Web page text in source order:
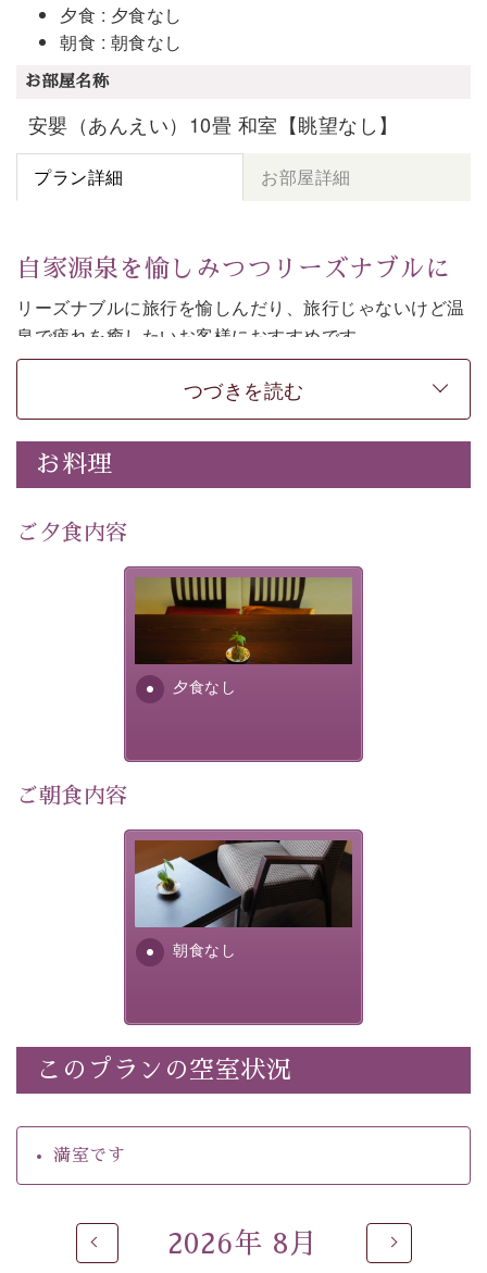
夕食 : 夕食なし
朝食 : 朝食なし
お部屋名称
安嬰（あんえい）10畳 和室【眺望なし】
プラン詳細 お部屋詳細
自家源泉を愉しみつつリーズナブルに
リーズナブルに旅行を愉しんだり、旅行じゃないけど温
泉で疲れを癒したいお客様におすすめです。
和モダンの落ち着くお部屋でお休みください。
-----------【安心への取り組み】----------
個室料亭、貸切風呂のご利用が可能な上、 安心安全にご
徹底した衛生管理を行っております。
-------------------------------------------------
・諏訪大社4社を巡る無料参拝バス（事前予約制）
・館内着をご用意
・駐車場完備
・チェックイン15時、チェックアウト10時
自家源泉「美翠源泉」は酸化の進みが遅く新鮮で若返り
の効果が高い、極めて希有な源泉です。身も心も癒され
るご入浴をお愉しみください。
温泉の成分に合わせ、防菌防カビの特殊素材の畳を使
用。 足元が柔らかく、そして滑りにくい畳のお風呂で
ご了承のほどお願いいたします。
眺望はございませんが、源泉掛け流しの温泉の質を楽し
貸切温泉風呂
です。ゆったりといやされるプライベー
つづきを読む
お料理
ご夕食内容
夕食なし
夕食なしご夕食を追加される
場合は、二食付きのプランを
お選びくださいませ。
ご朝食内容
朝食なし
朝食なし。ご朝食を付ける場
合は朝食付きのプランをお選
びくださいませ。
このプランの空室状況
満室です
2026年 8月